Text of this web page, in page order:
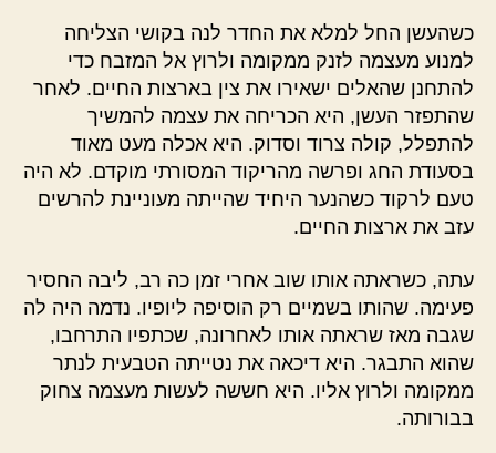
כשהעשן החל למלא את החדר לנה בקושי הצליחה
למנוע מעצמה לזנק ממקומה ולרוץ אל המזבח כדי
להתחנן שהאלים ישאירו את צין בארצות החיים. לאחר
שהתפזר העשן, היא הכריחה את עצמה להמשיך
להתפלל, קולה צרוד וסדוק. היא אכלה מעט מאוד
בסעודת החג ופרשה מהריקוד המסורתי מוקדם. לא היה
טעם לרקוד כשהנער היחיד שהייתה מעוניינת להרשים
עזב את ארצות החיים.
עתה, כשראתה אותו שוב אחרי זמן כה רב, ליבה החסיר
פעימה. שהותו בשמיים רק הוסיפה ליופיו. נדמה היה לה
שגבה מאז שראתה אותו לאחרונה, שכתפיו התרחבו,
שהוא התבגר. היא דיכאה את נטייתה הטבעית לנתר
ממקומה ולרוץ אליו. היא חששה לעשות מעצמה צחוק
בבורותה.